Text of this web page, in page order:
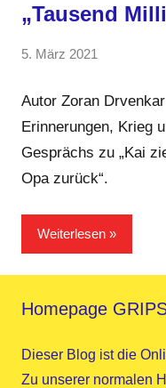
„Tausend
von
Team
5. März 2021
Autor Zoran
Erinnerungen, Krieg
Gesprächs zu „Kai
Opa zurück“.
Weiterlesen
Homepage
Dieser Blog ist die
Zu unserer normalen